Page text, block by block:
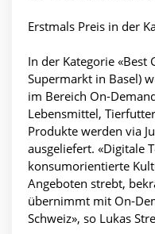
Erstmals Preis in der
In der Kategorie «Best
Supermarkt in Basel)
im Bereich On-
Lebensmittel,
Produkte werden via
ausgeliefert. «Digitale
konsumorientierte
Angeboten strebt,
übernimmt mit On-
Schweiz», so Lukas